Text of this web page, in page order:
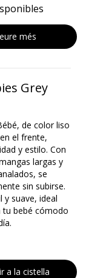
més
Grey
de color liso
el frente,
y estilo. Con
largas y
se
sin subirse.
y suave, ideal
tu bebé cómodo
a la cistella